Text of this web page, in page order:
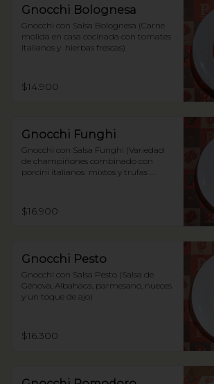
Gnocchi Bolognesa
Gnocchi con Salsa Bolognesa (Carne
molida en casa cocinada con tomates
italianos y  hierbas frescas)
$14.900
Gnocchi Funghi
Gnocchi con Salsa Funghi (Variedad
de champiñones combinado con
porcini italianos  mixtos y trufas
$16.900
Gnocchi Pesto
Gnocchi con Salsa Pesto (Salsa de
Génova, Albahaca, parmesano, nueces
y un toque de ajo)
$16.300